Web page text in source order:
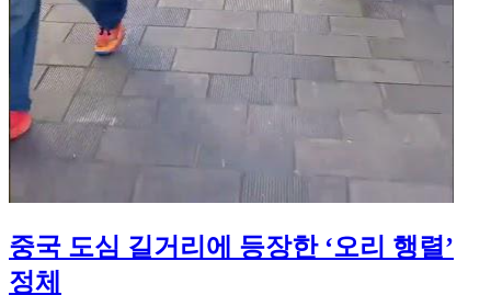
중국 도심 길거리에 등장한 ‘오리 행렬’
정체